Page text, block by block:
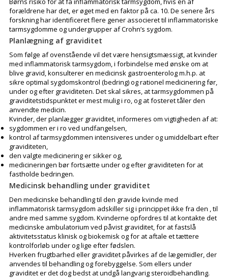
forældrene har det, er øget med en faktor på ca. 10. De senere års
forskning har identificeret flere gener associeret til inflammatoriske
tarmsygdomme og undergrupper af Crohn’s sygdom.
Planlægning af graviditet
Som følge af ovenstående vil det være hensigtsmæssigt, at kvinder
med inflammatorisk tarmsygdom, i forbindelse med ønske om at
blive gravid, konsulterer en medicinsk gastroenterolog m.h.p. at
sikre optimal sygdomskontrol (bedring) og rationel medicinering før,
under og efter graviditeten. Det skal sikres, at tarmsygdommen på
graviditetstidspunktet er mest mulig i ro, og at fosteret tåler den
anvendte medicin.
Kvinder, der planlægger graviditet, informeres om vigtigheden af at:
sygdommen er i ro ved undfangelsen,
kontrol af tarmsygdommen intensiveres under og umiddelbart efter
graviditeten,
den valgte medicinering er sikker og,
medicineringen bør fortsætte under og efter graviditeten for at
fastholde bedringen.
Medicinsk behandling under graviditet
Den medicinske behandling til den gravide kvinde med
inflammatorisk tarmsygdom adskiller sig i princippet ikke fra den , til
andre med samme sygdom. Kvinderne opfordres til at kontakte det
medicinske ambulatorium ved påvist graviditet, for at fastslå
aktivitetsstatus klinisk og biokemisk og for at aftale et tættere
kontrolforløb under og lige efter fødslen.
Hverken frugtbarhed eller graviditet påvirkes af de lægemidler, der
anvendes til behandling og forebyggelse. Som ellers under
graviditet er det dog bedst at undgå langvarig steroidbehandling.